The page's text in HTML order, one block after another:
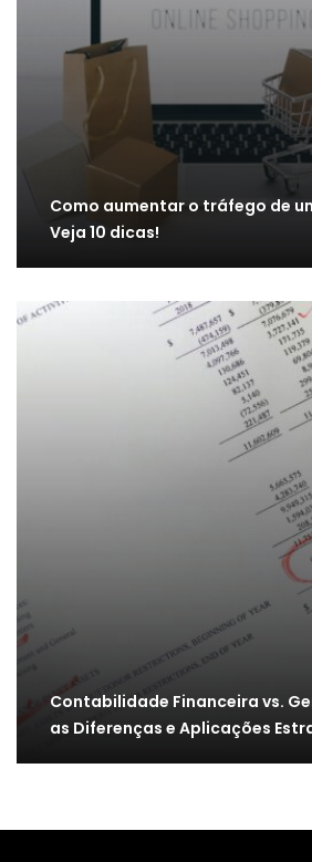
Como aumentar o tráfego de
Veja 10 dicas!
Contabilidade Financeira vs.
as Diferenças e Aplicações